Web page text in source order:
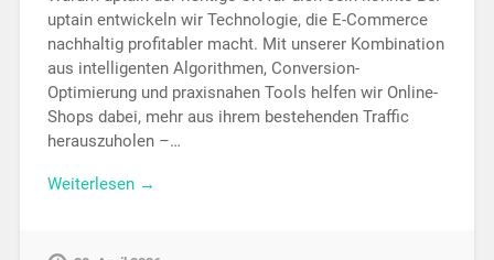
uptain entwickeln wir Technologie, die E-Commerce
nachhaltig profitabler macht. Mit unserer Kombination
aus intelligenten Algorithmen, Conversion-
Optimierung und praxisnahen Tools helfen wir Online-
Shops dabei, mehr aus ihrem bestehenden Traffic
herauszuholen –…
Weiterlesen →